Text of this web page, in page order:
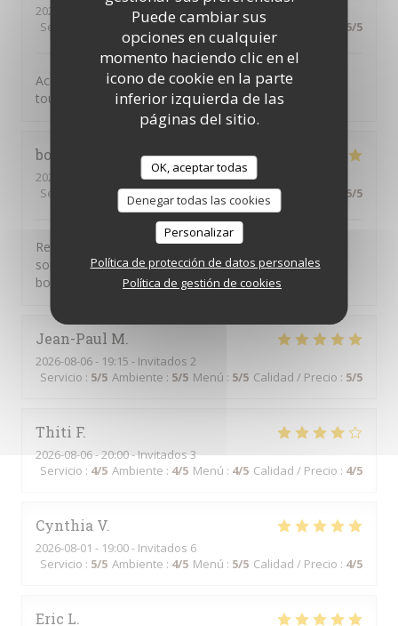
Puede cambiar sus
opciones en cualquier
momento haciendo clic en el
icono de cookie en la parte
inferior izquierda de las
páginas del sitio.
OK, aceptar todas
Denegar todas las cookies
Personalizar
Política de protección de datos personales
Política de gestión de cookies
2026-08-07
- 20:15 - Invitados 2
Servicio
Ambiente: 5 /5 Menú: 5 /5 Calidad / Precio 5/5
Accueil des serveur et le service et parfait Et les repas
toujours aussi délicieux
bodein
2026-08-07
- 19:00 - Invitados 4
Servicio
Ambiente:5/5 Menú:5/5 Calidad / Precio 5/5
Restaurant très agréable convivial le personnel très
souriant le manger très bon je passe toujours un très
bon moment quand je vais la ba
Jean-Paul M
2026-08-06- 19:15 - Invitados 2
Servicio : 5/5 Ambiente : 5/5 Menú : 5/5 Calidad / Precio : 5/5
Thiti F
2026-08-06- 20:00 - Invitados 3
Servicio : 4/5 Ambiente : 4/5 Menú : 4/5 Calidad / Precio : 4/5
Cynthia V
2026-08-01 - 19:00 - Invitados 6
Servicio : 5/5 Ambiente : 4/5 Menú : 5/5 Calidad / Precio : 4/5
Eric L